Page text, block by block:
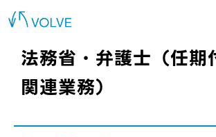
法務省・弁護士（任期
関連業務）